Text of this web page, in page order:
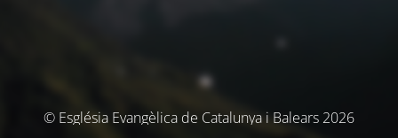
© Església Evangèlica de Catalunya i Balears 2026